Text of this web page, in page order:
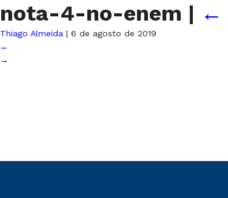
nota-4-no-enem | ←
Thiago Almeida | 6 de agosto de 2019
←
→